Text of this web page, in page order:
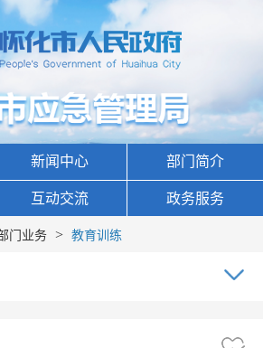
新闻中心 部门简介
互动交流 政务服务
门业务 > 教育训练